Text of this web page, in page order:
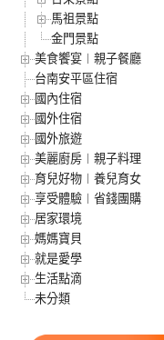
馬祖景點
金門景點
美食饗宴︱親子餐廳
台南安平區住宿
國內住宿
國外住宿
國外旅遊
美麗廚房︱親子料理
育兒好物︱養兒育女
享受體驗︱省錢團購
居家環境
媽媽寶貝
就是愛學
生活點滴
未分類